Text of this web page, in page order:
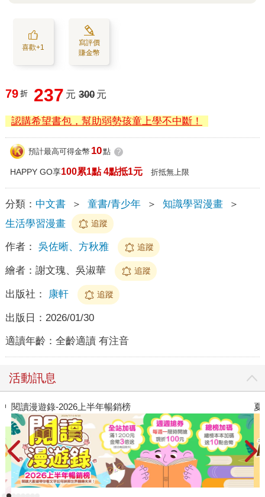
喜歡+1
寫評價
賺金幣
79 折 237 元 300 元
認購希望書包，幫助弱勢孩童上學不中斷！
預計最高可得金幣 10點 ?
HAPPY GO享100累1點 4點抵1元 折抵無上限
分類： 中文書 ＞ 童書/青少年 ＞ 知識學習漫畫
＞
生活學習漫畫
追蹤
作者： 吳佐晰、方秋雅 追蹤
繪者： 謝文瑰、吳淑華 追蹤
出版社： 康軒 追蹤
出版日： 2026/01/30
適讀年齡： 全齡適讀 有注音
活動訊息
夏日閱讀大冒險